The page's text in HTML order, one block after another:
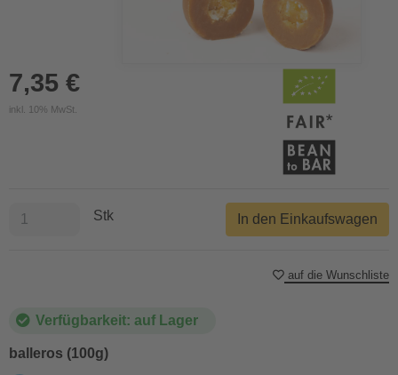
7,35 €
inkl. 10% MwSt.
Verfügbarkeit: auf Lager
balleros (100g)
Stk In den Einkaufswagen
auf die Wunschliste